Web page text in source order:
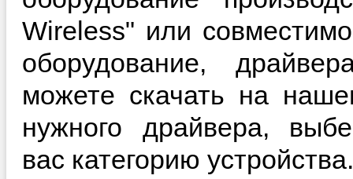
Wireless" или
оборудование,
можете скачать на
нужного драйвера,
вас категорию устройства.